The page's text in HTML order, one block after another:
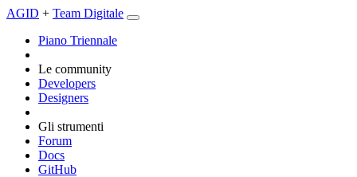
AGID + Team Digitale
Piano Triennale
Le community
Developers
Designers
Gli strumenti
Forum
Docs
GitHub